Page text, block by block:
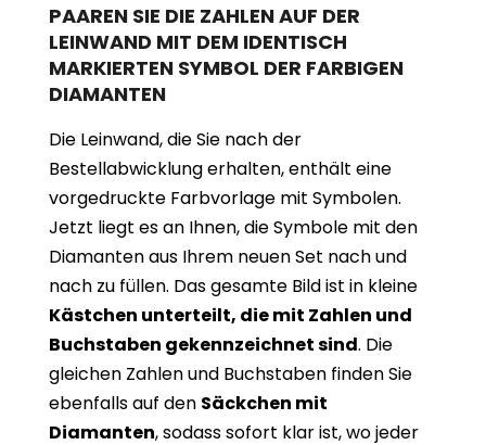
PAAREN SIE DIE ZAHLEN AUF DER
LEINWAND MIT DEM IDENTISCH
MARKIERTEN SYMBOL DER FARBIGEN
DIAMANTEN
Die Leinwand, die Sie nach der
Bestellabwicklung erhalten, enthält eine
vorgedruckte Farbvorlage mit Symbolen.
Jetzt liegt es an Ihnen, die Symbole mit den
Diamanten aus Ihrem neuen Set nach und
nach zu füllen. Das gesamte Bild ist in kleine
Kästchen unterteilt, die mit Zahlen und
Buchstaben gekennzeichnet sind. Die
gleichen Zahlen und Buchstaben finden Sie
ebenfalls auf den Säckchen mit
Diamanten, sodass sofort klar ist, wo jeder